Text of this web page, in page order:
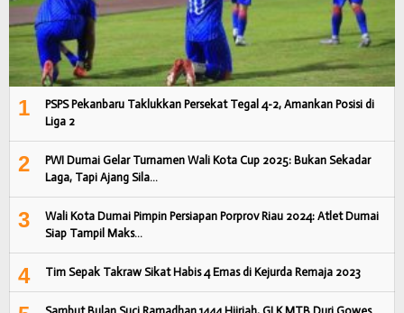
1
PSPS Pekanbaru Taklukkan Persekat Tegal 4-2, Amankan Posisi di
Liga 2
2
PWI Dumai Gelar Turnamen Wali Kota Cup 2025: Bukan Sekadar
Laga, Tapi Ajang Sila…
3
Wali Kota Dumai Pimpin Persiapan Porprov Riau 2024: Atlet Dumai
Siap Tampil Maks…
4 Tim Sepak Takraw Sikat Habis 4 Emas di Kejurda Remaja 2023